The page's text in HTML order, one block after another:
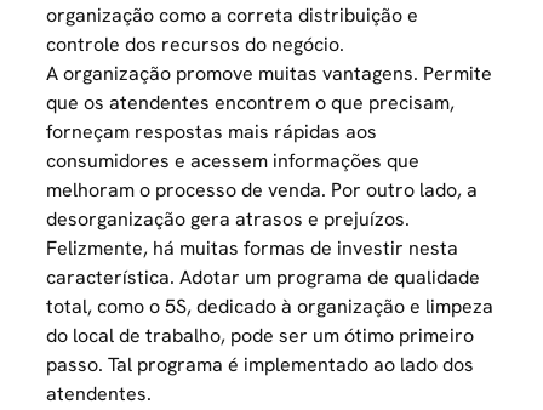
organização como a correta distribuição e
controle dos recursos do negócio.
A organização promove muitas vantagens. Permite
que os atendentes encontrem o que precisam,
forneçam respostas mais rápidas aos
consumidores e acessem informações que
melhoram o processo de venda. Por outro lado, a
desorganização gera atrasos e prejuízos.
Felizmente, há muitas formas de investir nesta
característica. Adotar um programa de qualidade
total, como o 5S, dedicado à organização e limpeza
do local de trabalho, pode ser um ótimo primeiro
passo. Tal programa é implementado ao lado dos
atendentes.